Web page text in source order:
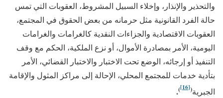
والتحذير والإنذار، وإخلاء السبيل المشروط، العقوبات التي تمس
حالة الفرد القانونية مثل حرمانه من بعض الحقوق في المجتمع،
العقوبات الاقتصادية والجزاءات النقدية كالغرامات والغرامات
اليومية، الأمر بمصادرة الأموال، أو نزع الملكية، الحكم مع وقف
التنفيذ أو إرجائه، الوضع تحت الاختبار والاختبار القضائي، الأمر
بتأدية خدمات للمجتمع المحلي، الإحالة إلى مراكز المثول والإقامة
الجبرية(
[16]
)
.